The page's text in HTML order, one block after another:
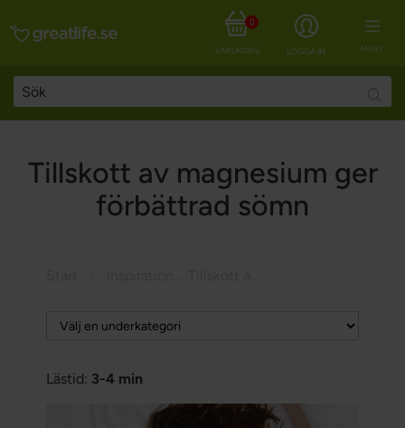
MENY
LOGGA IN
VARUKORG
0
Tillskott av magnesium ger
förbättrad sömn
Lästid: 3-4 min